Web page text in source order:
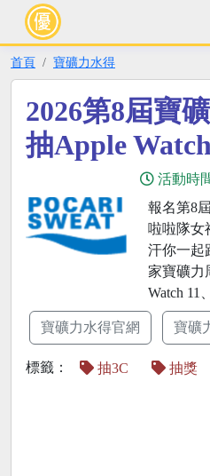
首頁 寶礦力水得
2026第8屆寶
抽Apple Watch
活動時
報名第8
啦啦隊女
汗你一起
家寶礦力
Watch 11
寶礦力水得官網 寶礦
標籤： 抽3C 抽獎